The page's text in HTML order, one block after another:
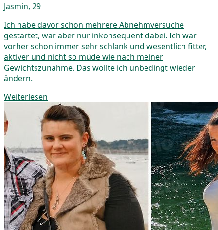
Jasmin, 29
Ich habe davor schon mehrere Abnehmversuche
gestartet, war aber nur inkonsequent dabei. Ich war
vorher schon immer sehr schlank und wesentlich fitter,
aktiver und nicht so müde wie nach meiner
Gewichtszunahme. Das wollte ich unbedingt wieder
ändern.
Weiterlesen